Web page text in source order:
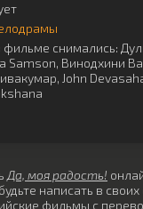
фильме снимались:
Samson, Винодхини
, John
Да, моя радость!
написать в
фильмы с